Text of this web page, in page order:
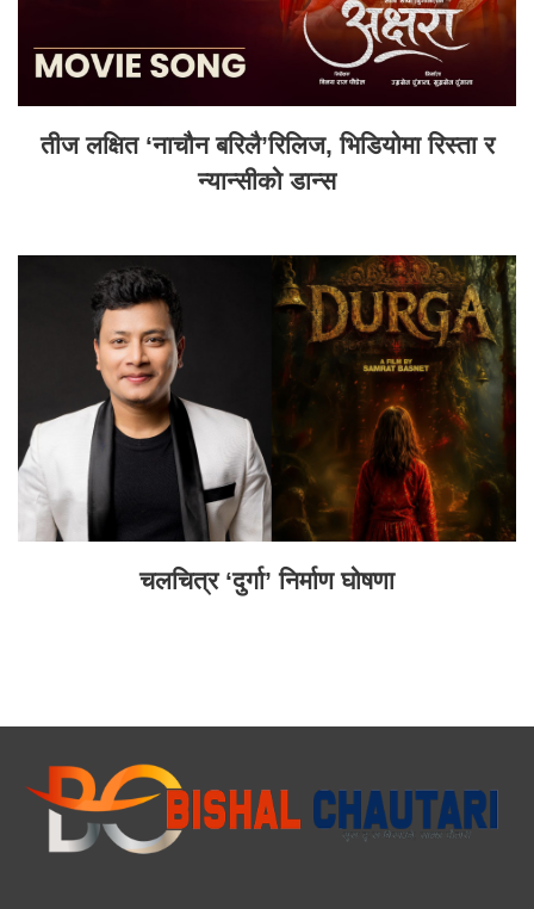
तीज लक्षित ‘नाचौन बरिलै’रिलिज, भिडियोमा रिस्ता र
न्यान्सीको डान्स
चलचित्र ‘दुर्गा’ निर्माण घोषणा